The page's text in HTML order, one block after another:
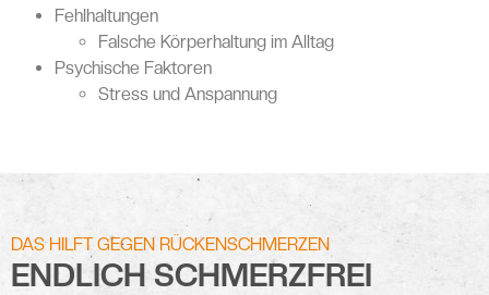
Fehlhaltungen
Falsche Körperhaltung im Alltag
Psychische Faktoren
Stress und Anspannung
DAS HILFT GEGEN RÜCKENSCHMERZEN
ENDLICH SCHMERZFREI